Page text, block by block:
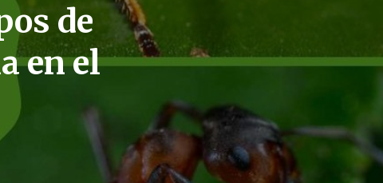
de
en el